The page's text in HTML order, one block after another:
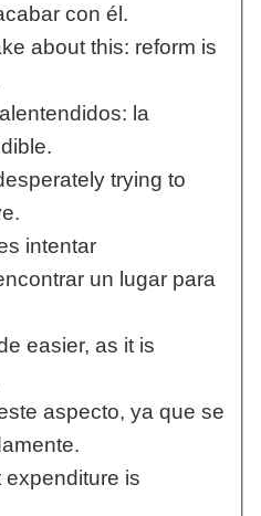
con él.
about this: reform is
la
trying to
intentar
un lugar para
easier, as it is
aspecto, ya que se
expenditure is